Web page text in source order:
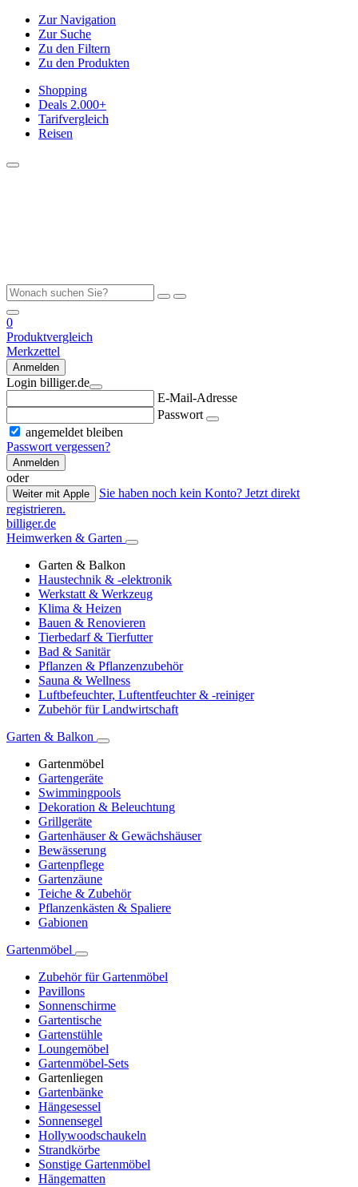
Zur Navigation
Zur Suche
Zu den Filtern
Zu den Produkten
Shopping
Deals 2.000+
Tarifvergleich
Reisen
0
Produktvergleich
Merkzettel
Anmelden
Login billiger.de
E-Mail-Adresse
Passwort
angemeldet bleiben
Passwort vergessen?
Anmelden
oder
Weiter mit Apple
Sie haben noch kein Konto? Jetzt direkt
registrieren.
billiger.de
Heimwerken & Garten
Garten & Balkon
Haustechnik & -elektronik
Werkstatt & Werkzeug
Klima & Heizen
Bauen & Renovieren
Tierbedarf & Tierfutter
Bad & Sanitär
Pflanzen & Pflanzenzubehör
Sauna & Wellness
Luftbefeuchter, Luftentfeuchter & -reiniger
Zubehör für Landwirtschaft
Garten & Balkon
Gartenmöbel
Gartengeräte
Swimmingpools
Dekoration & Beleuchtung
Grillgeräte
Gartenhäuser & Gewächshäuser
Bewässerung
Gartenpflege
Gartenzäune
Teiche & Zubehör
Pflanzenkästen & Spaliere
Gabionen
Gartenmöbel
Zubehör für Gartenmöbel
Pavillons
Sonnenschirme
Gartentische
Gartenstühle
Loungemöbel
Gartenmöbel-Sets
Gartenliegen
Gartenbänke
Hängesessel
Sonnensegel
Hollywoodschaukeln
Strandkörbe
Sonstige Gartenmöbel
Hängematten